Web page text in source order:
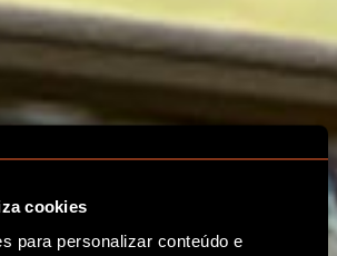
cookies
para personalizar conteúdo e